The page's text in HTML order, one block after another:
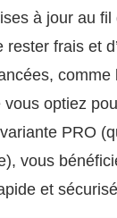
à jour au
frais et
comme
optiez
PRO
vous
et